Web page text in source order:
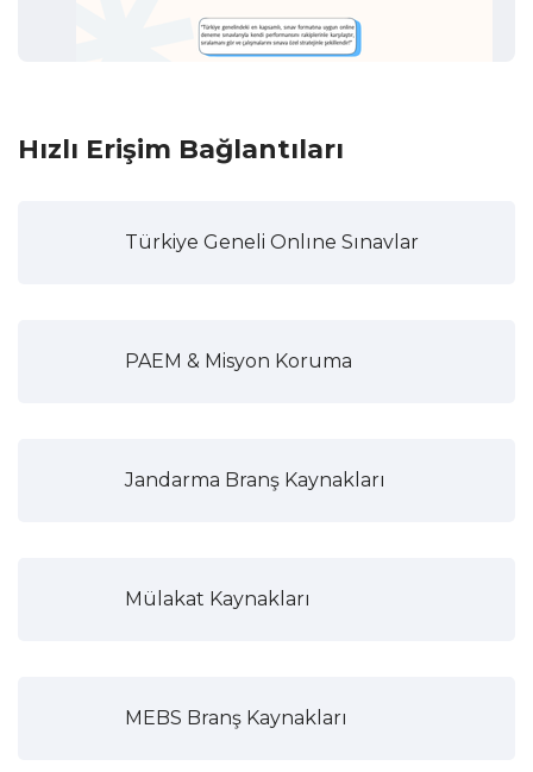
Hızlı Erişim Bağlantıları
Türkiye Geneli Onlıne Sınavlar
PAEM & Misyon Koruma
Jandarma Branş Kaynakları
Mülakat Kaynakları
MEBS Branş Kaynakları